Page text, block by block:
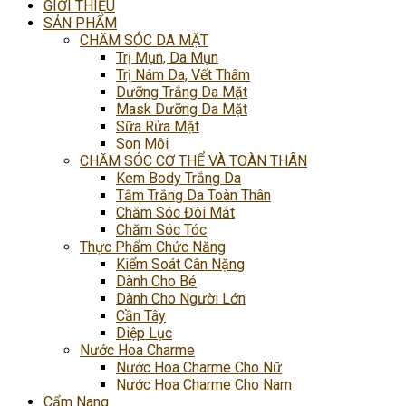
GIỚI THIỆU
SẢN PHẨM
CHĂM SÓC DA MẶT
Trị Mụn, Da Mụn
Trị Nám Da, Vết Thâm
Dưỡng Trắng Da Mặt
Mask Dưỡng Da Mặt
Sữa Rửa Mặt
Son Môi
CHĂM SÓC CƠ THỂ VÀ TOÀN THÂN
Kem Body Trắng Da
Tắm Trắng Da Toàn Thân
Chăm Sóc Đôi Mắt
Chăm Sóc Tóc
Thực Phẩm Chức Năng
Kiểm Soát Cân Nặng
Dành Cho Bé
Dành Cho Người Lớn
Cần Tây
Diệp Lục
Nước Hoa Charme
Nước Hoa Charme Cho Nữ
Nước Hoa Charme Cho Nam
Cẩm Nang